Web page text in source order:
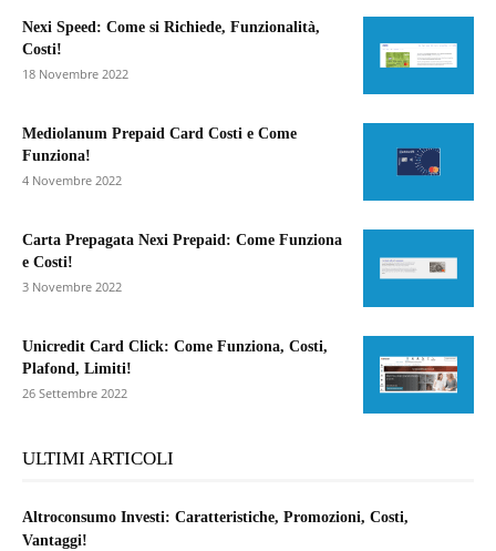
Nexi Speed: Come si Richiede, Funzionalità,
Costi!
18 Novembre 2022
Mediolanum Prepaid Card Costi e Come
Funziona!
4 Novembre 2022
Carta Prepagata Nexi Prepaid: Come Funziona
e Costi!
3 Novembre 2022
Unicredit Card Click: Come Funziona, Costi,
Plafond, Limiti!
26 Settembre 2022
ULTIMI ARTICOLI
Altroconsumo Investi: Caratteristiche, Promozioni, Costi,
Vantaggi!